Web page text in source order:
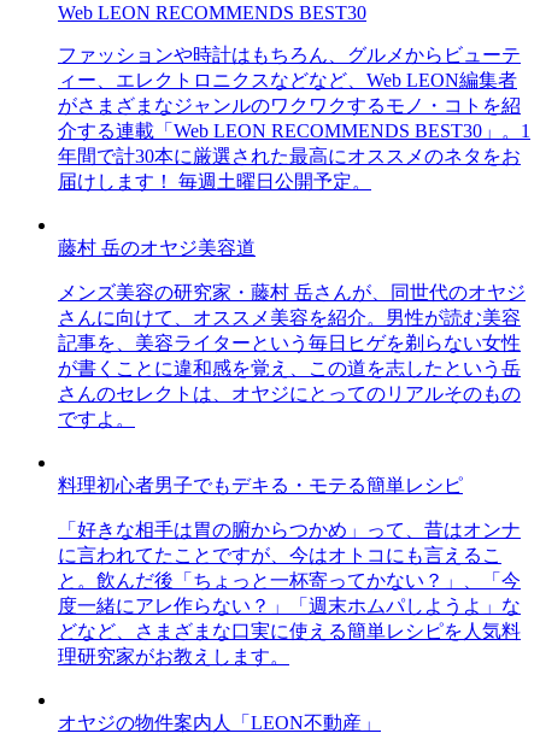
Web LEON RECOMMENDS BEST30
ファッションや時計はもちろん、グルメからビューテ
ィー、エレクトロニクスなどなど、Web LEON編集者
がさまざまなジャンルのワクワクするモノ・コトを紹
介する連載「Web LEON RECOMMENDS BEST30」。1
年間で計30本に厳選された最高にオススメのネタをお
届けします！ 毎週土曜日公開予定。
藤村 岳のオヤジ美容道
メンズ美容の研究家・藤村 岳さんが、同世代のオヤジ
さんに向けて、オススメ美容を紹介。男性が読む美容
記事を、美容ライターという毎日ヒゲを剃らない女性
が書くことに違和感を覚え、この道を志したという岳
さんのセレクトは、オヤジにとってのリアルそのもの
ですよ。
料理初心者男子でもデキる・モテる簡単レシピ
「好きな相手は胃の腑からつかめ」って、昔はオンナ
に言われてたことですが、今はオトコにも言えるこ
と。飲んだ後「ちょっと一杯寄ってかない？」、「今
度一緒にアレ作らない？」「週末ホムパしようよ」な
どなど、さまざまな口実に使える簡単レシピを人気料
理研究家がお教えします。
オヤジの物件案内人「LEON不動産」